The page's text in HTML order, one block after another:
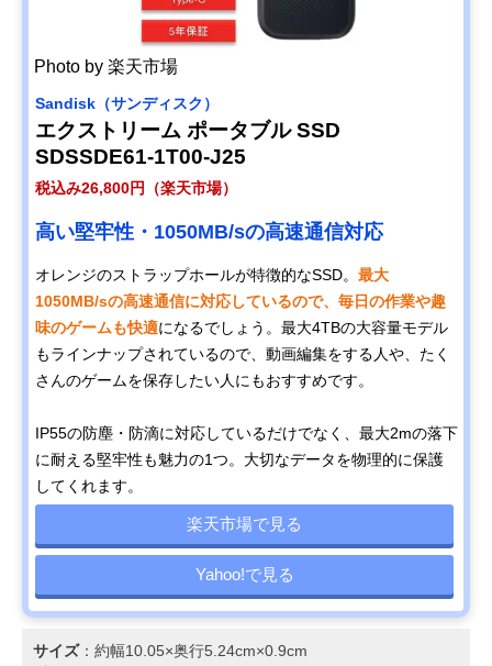
Photo by 楽天市場
Sandisk（サンディスク）
エクストリーム ポータブル SSD
SDSSDE61-1T00-J25
税込み26,800円（楽天市場）
高い堅牢性・1050MB/sの高速通信対応
オレンジのストラップホールが特徴的なSSD。 最大
1050MB/sの高速通信に対応しているので、毎日の作業や趣
味のゲームも快適になるでしょう。最大4TBの大容量モデル
もラインナップされているので、動画編集をする人や、たく
さんのゲームを保存したい人にもおすすめです。
IP55の防塵・防滴に対応しているだけでなく、最大2mの落下
に耐える堅牢性も魅力の1つ。大切なデータを物理的に保護
してくれます。
楽天市場で見る
Yahoo!で見る
サイズ：約幅10.05×奥行5.24cm×0.9cm